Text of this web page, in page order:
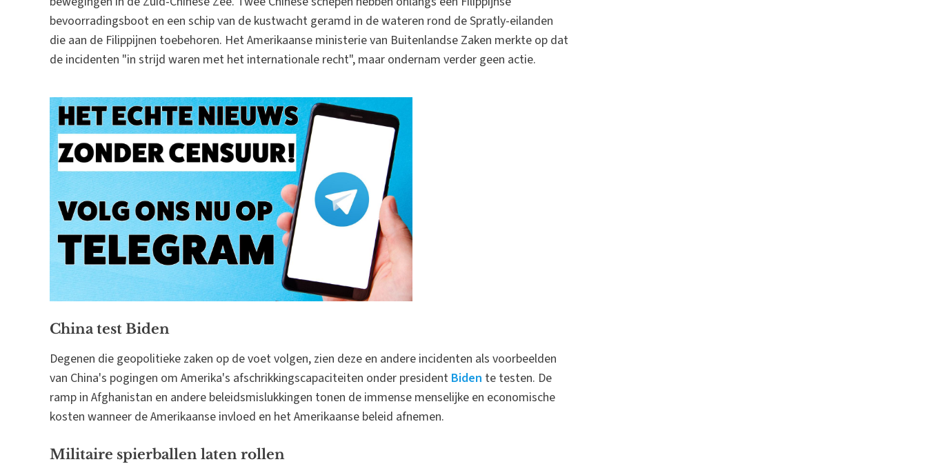
bevoorradingsboot en een schip van de kustwacht geramd in de wateren rond de Spratly-eilanden
die aan de Filippijnen toebehoren. Het Amerikaanse ministerie van Buitenlandse Zaken merkte op dat
de incidenten "in strijd waren met het internationale recht", maar ondernam verder geen actie.
China test Biden
Degenen die geopolitieke zaken op de voet volgen, zien deze en andere incidenten als voorbeelden
van China's pogingen om Amerika's afschrikkingscapaciteiten onder president Biden te testen. De
ramp in Afghanistan en andere beleidsmislukkingen tonen de immense menselijke en economische
kosten wanneer de Amerikaanse invloed en het Amerikaanse beleid afnemen.
Militaire spierballen laten rollen